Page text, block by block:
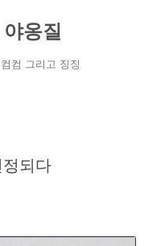
옹질
컴 그리고 징징
되다